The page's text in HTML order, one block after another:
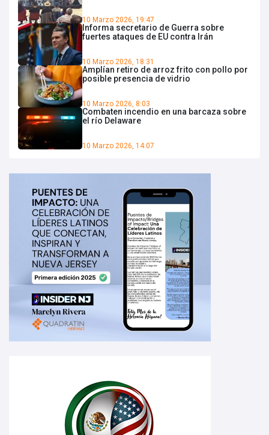
10 Marzo 2026, 19:47
Informa secretario de Guerra sobre
fuertes ataques de EU contra Irán
10 Marzo 2026, 18:31
Amplían retiro de arroz frito con pollo por
posible presencia de vidrio
10 Marzo 2026, 8:03
Combaten incendio en una barcaza sobre
el río Delaware
10 Marzo 2026, 14:07